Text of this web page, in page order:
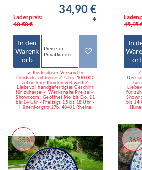
Ladenpreis:
40,50 €
34,90 €
*
In den
Warenk
orb
Preise für
Privatkunden
✓ Kostenloser Versand in
Deutschland heute ✓ Über 100.000
zufriedene Kunden weltweit ✓
Liebevoll handgefertigtes Geschirr
für zuhause ✓ Werksnahe Preise ✓
Showroom : Geöffnet Mo. bis Do. 11
bis 14 Uhr - Freitags 15 bis 18 Uhr -
Hünenborgstr.17b, 48431 Rheine
45,95
In
✓
für
bis 14
-35% -36%